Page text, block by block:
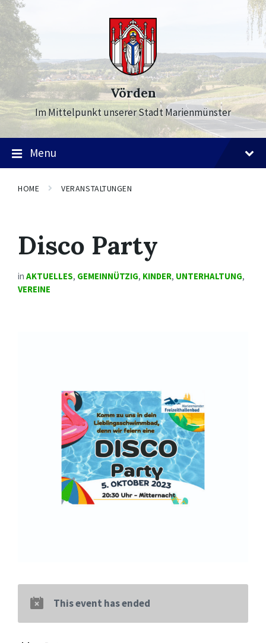
Skip
to
content
Skip
to
main
navigation
Skip
to
footer
Vörden
Im Mittelpunkt unserer Stadt Marienmünster
Menu
HOME VERANSTALTUNGEN
Disco Party
in AKTUELLES, GEMEINNÜTZIG, KINDER, UNTERHALTUNG,
VEREINE
This event has ended